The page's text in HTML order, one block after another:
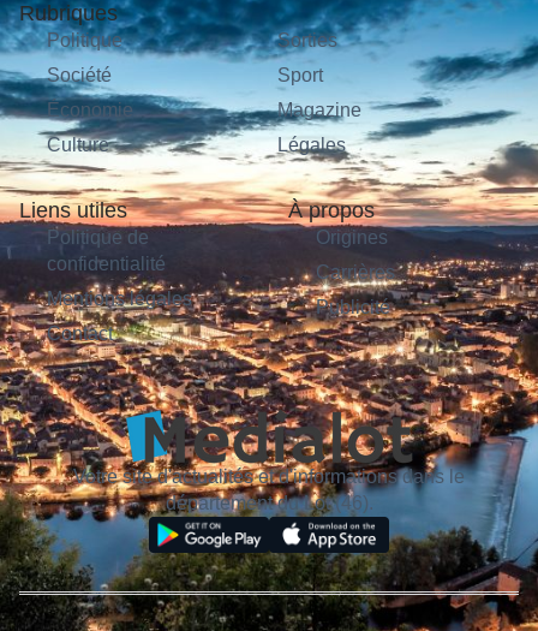
Rubriques
Politique
Société
Économie
Culture
Sorties
Sport
Magazine
Légales
Liens utiles
Politique de
confidentialité
Mentions légales
Contact
À propos
Origines
Carrières
Publicité
Votre site d'actualités et d'informations dans le
département du Lot (46).